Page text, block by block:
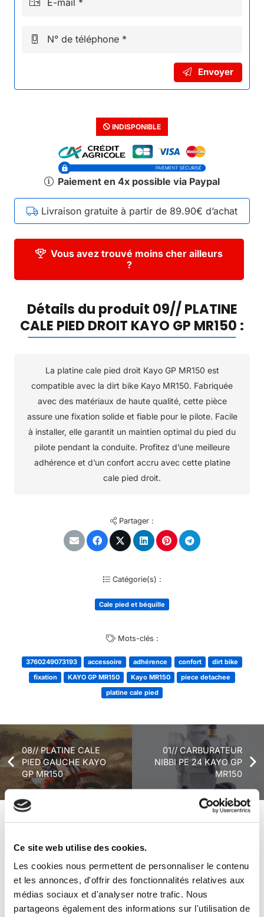
Ce site web utilise des cookies.
Les cookies nous permettent de personnaliser le contenu
et les annonces, d'offrir des fonctionnalités relatives aux
médias sociaux et d'analyser notre trafic. Nous
partageons également des informations sur l'utilisation de
N° de téléphone *
Envoyer
INDISPONIBLE
Paiement en 4x possible via Paypal
Livraison gratuite à partir de 89.90€ d’achat
Vous avez trouvé moins cher ailleurs
?
Détails du produit 09// PLATINE
CALE PIED DROIT KAYO GP MR150 :
La platine cale pied droit Kayo GP MR150 est
compatible avec la dirt bike Kayo MR150. Fabriquée
avec des matériaux de haute qualité, cette pièce
assure une fixation solide et fiable pour le pilote. Facile
à installer, elle garantit un maintien optimal du pied du
pilote pendant la conduite. Profitez d’une meilleure
adhérence et d’un confort accru avec cette platine
cale pied droit.
Partager :
Catégorie(s) :
Cale pied et béquille
Mots-clés :
3760249073193 accessoire adhérence confort
dirt bike
fixation
KAYO GP MR150 Kayo MR150
piece detachee
platine cale pied
08// PLATINE CALE
PIED GAUCHE KAYO
GP MR150
01// CARBURATEUR
NIBBI PE 24 KAYO GP
MR150
Véhicules complets